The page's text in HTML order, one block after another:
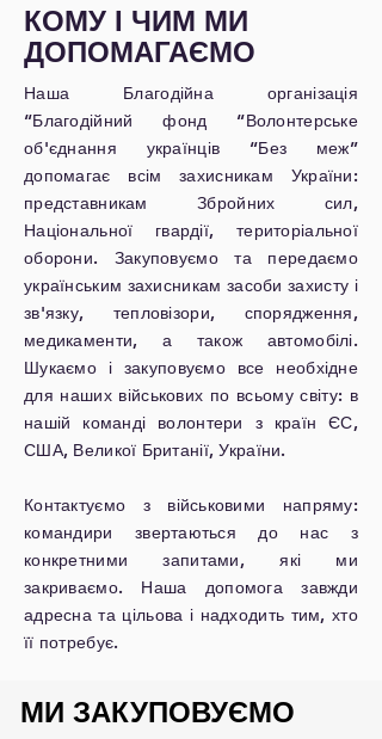
КОМУ І ЧИМ МИ
ДОПОМАГАЄМО
Наша Благодійна організація
“Благодійний фонд “Волонтерське
об'єднання українців “Без меж”
допомагає всім захисникам України:
представникам Збройних сил,
Національної гвардії, територіальної
оборони. Закуповуємо та передаємо
українським захисникам засоби захисту і
зв'язку, тепловізори, спорядження,
медикаменти, а також автомобілі.
Шукаємо і закуповуємо все необхідне
для наших військових по всьому світу: в
нашій команді волонтери з країн ЄС,
США, Великої Британії, України.
Контактуємо з військовими напряму:
командири звертаються до нас з
конкретними запитами, які ми
закриваємо. Наша допомога завжди
адресна та цільова і надходить тим, хто
її потребує.
МИ ЗАКУПОВУЄМО